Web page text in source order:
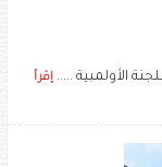
الأولمبية ..... إقرأ